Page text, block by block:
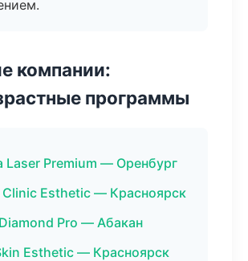
компании:
программы
Laser Premium — Оренбург
Esthetic — Красноярск
Pro — Абакан
Esthetic — Красноярск